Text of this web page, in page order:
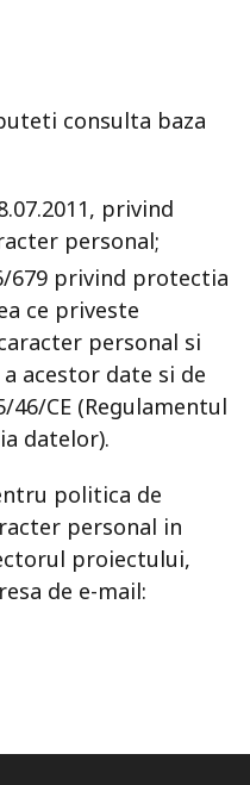
consulta baza
privind
personal;
679 privind protectia
ce priveste
personal si
acestor date si de
CE (Regulamentul
datelor).
politica de
personal in
proiectului,
de e-mail: